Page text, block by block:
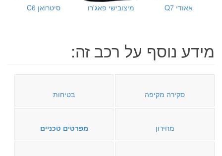
אאודי Q7 מיצובישי פאג'רו סיטרואן C6
מידע נוסף על רכב זה:
סקירה מקיפה בטיחות
מחירון מפרטים טכניים